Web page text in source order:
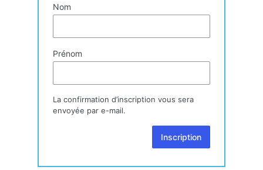
Nom
Prénom
La confirmation d’inscription vous sera
envoyée par e-mail.